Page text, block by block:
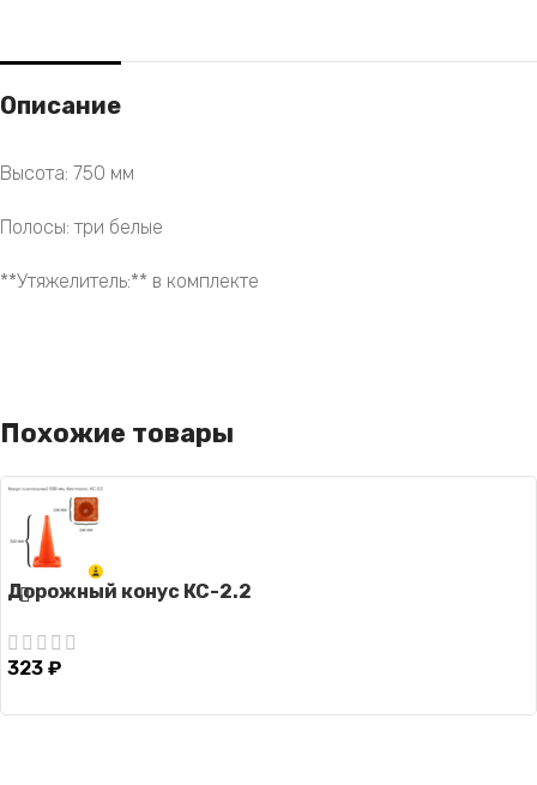
Описание
Высота: 750 мм
Полосы: три белые
**Утяжелитель:** в комплекте
Похожие товары
Дорожный конус КС-2.2
323 ₽